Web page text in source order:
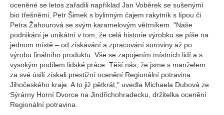
oceněné se letos zařadili například Jan Voběrek se sušenými
bio třešněmi, Petr Šimek s bylinným čajem rakytník s lípou či
Petra Žahourová se svým karamelovým větrníkem. "Naše
podnikání je unikátní v tom, že celá historie výrobku se píše na
jednom místě – od získávání a zpracování suroviny až po
výrobu finálního produktu. Vše se zapojením místních lidí a s
vysokým podílem lidské práce. Těší nás, že jsme s manželem
za své úsilí získali prestižní ocenění Regionální potravina
Jihočeského kraje. A to již pětkrát," uvedla Michaela Dubová ze
Sýrárny Horní Dvorce na Jindřichohradecku, držitelka ocenění
Regionální potravina.